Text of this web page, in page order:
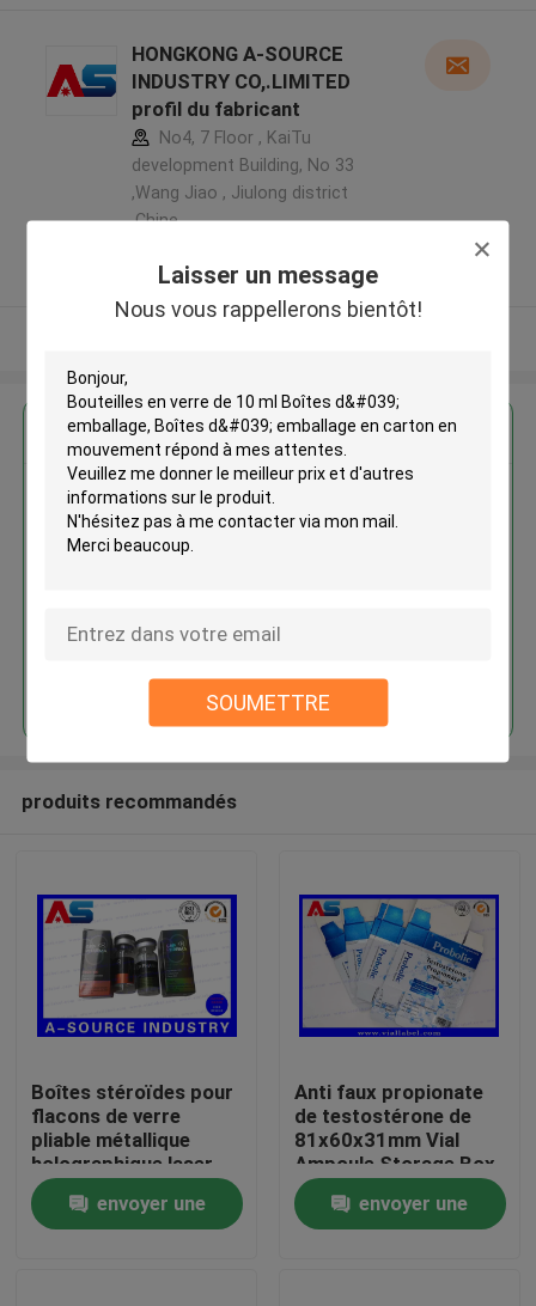
Laisser un message
Nous vous rappellerons bientôt!
SOUMETTRE
Maison
Produits
HONGKONG A-SOURCE
INDUSTRY CO,.LIMITED
profil du fabricant
No4, 7 Floor , KaiTu
development Building, No 33
,Wang Jiao , Jiulong district
,Chine
Fournisseur vérifié
Bouteilles en verre de 10 ml
Boîtes d' emballage, Boîtes d'
Continuer
produits recommandés
Boîtes stéroïdes pour
flacons de verre
pliable métallique
holographique laser
Étiquette des boîtes
pharmaceutiques
envoyer une
Anti faux propionate
de testostérone de
81x60x31mm Vial
Ampoule Storage Box
For 1ml
envoyer une